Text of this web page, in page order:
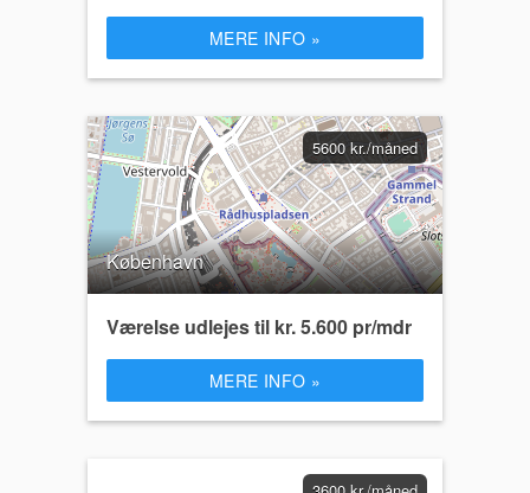
MERE INFO »
5600 kr./måned
København
Værelse udlejes til kr. 5.600 pr/mdr
MERE INFO »